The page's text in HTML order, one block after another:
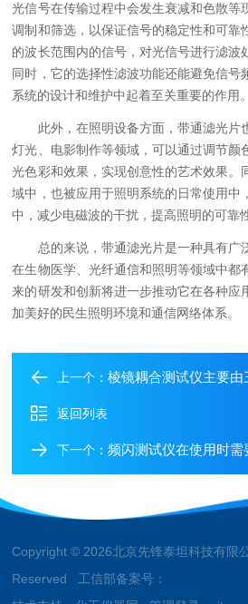
光信号在传输过程中会发生衰减和色散等
调制和筛选，以保证信号的稳定性和可靠
的波长范围内的信号，对光信号进行滤波
同时，它的选择性滤波功能还能避免信号
系统的设计和维护中起着至关重要的作用。
此外，在照明设备方面，带通滤光片
灯光、电影制作等领域，可以通过调节颜
光色彩和效果，实现创意性的艺术效果。
域中，也被应用于照明系统的日常使用中
中，减少电磁波的干扰，提高照明的可靠
总的来说，带通滤光片是一种具有广
在生物医学、光纤通信和照明等领域中都
来的研发和创新将进一步推动它在各种应
加美好的民生照明环境和通信网络体系。
上一个：棱镜耦合测试仪主要由
返回列表
下一个：频闪测试仪在使用时需
Copyright © 2026北京先锋泰坦科技有限
Reserved 工信部备案号：